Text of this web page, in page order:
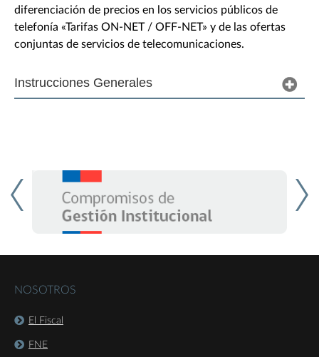
diferenciación de precios en los servicios públicos de
telefonía «Tarifas ON-NET / OFF-NET» y de las ofertas
conjuntas de servicios de telecomunicaciones.
Instrucciones Generales
NOSOTROS
El Fiscal
FNE